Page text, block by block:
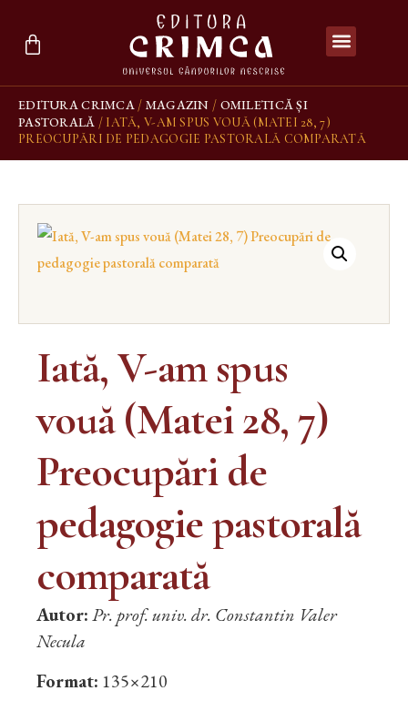
EDITURA CRIMCA/ MAGAZIN / OMILETICĂ ȘI
PASTORALĂ / IATĂ, V-AM SPUS VOUĂ (MATEI 28, 7)
PREOCUPĂRI DE PEDAGOGIE PASTORALĂ COMPARATĂ
Iată, V-am spus
vouă (Matei 28, 7)
Preocupări de
pedagogie pastorală
comparată
Autor:Pr. prof. univ. dr. Constantin Valer
Necula
Format: 135×210